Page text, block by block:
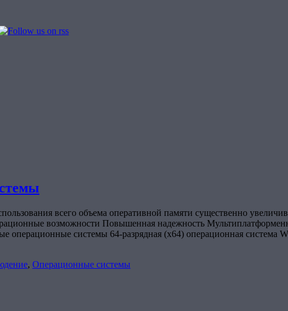
всего объема оперативной памяти существенно
возможности Повышенная надежность
системы 64-разрядная (x64) операционная система
, Операционные системы